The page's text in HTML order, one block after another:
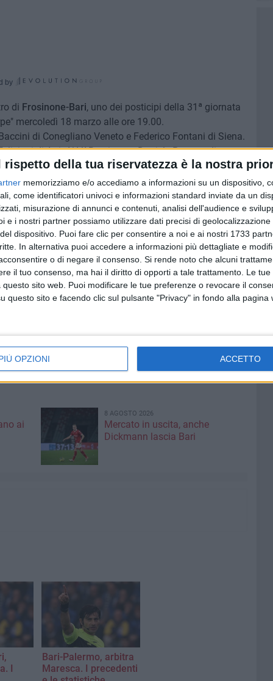
rispetto della tua riservatezza è la nostra
memorizziamo e/o accediamo a informazioni su un dispositivo,
come identificatori univoci e informazioni standard inviate da un
misurazione di annunci e contenuti, analisi dell'audience e
e i nostri partner possiamo utilizzare dati precisi di
dispositivo. Puoi fare clic per consentire a noi e ai nostri 1733
In alternativa puoi accedere a informazioni più dettagliate e
o di negare il consenso. Si rende noto che alcuni
il tuo consenso, ma hai il diritto di opporti a tale trattamento. Le
sito web. Puoi modificare le tue preferenze o revocare il
questo sito e facendo clic sul pulsante "Privacy" in fondo alla pagina
OPZIONI ACCETTO
by
di Frosinone-Bari, uno dei posticipi della 31ª giornata
mercoledì 18 marzo alle ore 19.00.
di Conegliano Veneto e Federico Fontani di Siena.
di Atri. Al VAR agiranno Daniele Paterna di
Italia, si tratta della sesta uscita stagionale in
anche 6 partite in seria A, ultima delle quali il 4-1
ammonendo 472 calciatori, espellendone 46 e
al 29 novembre scorso, quando i biancorossi furono
col Bari e solo 2 vittorie per i galletti. I pareggi sono
in campo il Bari non vince dal 12 agosto
riuscì a battere per 2-1 al San Nicola la Cremonese.
segnato quando c'era lui ad arbitrare.
di gara campano 10 volte: 4 i successi ciociari, 3 i
ai
8 AGOSTO 2026
Mercato in uscita, anche
Dickmann lascia Bari
I
Bari-Palermo, arbitra
Maresca. I precedenti